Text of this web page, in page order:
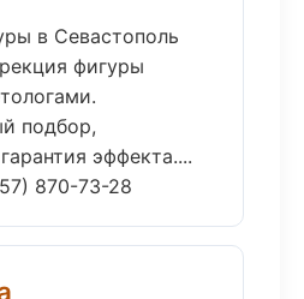
в Севастополь
фигуры
подбор,
эффекта....
870-73-28